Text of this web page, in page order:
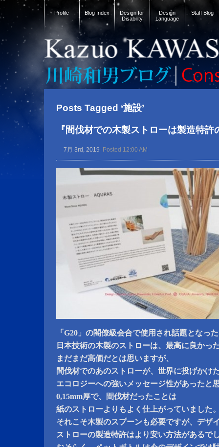
Profile Blog Index
Design for
Disability
Design
Language
Staff Blog
Posts Tagged ‘施設’
『間伐材での木製ストローは製造特許
7月 3rd, 2019 Posted 12:00 AM
「G20」の閣僚級会合で使用され話題となった
日本技術の木製のストローは、最高に良かっ
まだまだ高価だとは思いますが、
間伐材でのあのストローが、世界に投げかけ
エコロジーへの強いメッセージ性があったと
0,15mm厚で、間伐材だったことは
紙のストローよりもよく仕上がっていました
それこそ木製のスプーンも必要ですが、デザ
ストローの製造特許はより安い方法があるで